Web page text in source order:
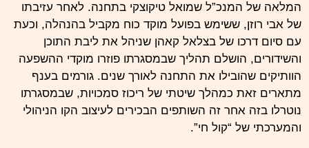
המלאה של המנכ”ל שמואל טיקוצקי בתחנה. לאחר עזיבתו
של אבי רוזן, ששימש בפועל מוקד כוח מקביל בהנהלה, וכעת
עם סיום דרכו של בצלאל קאהן שניהל את ליבת התוכן
והשידורים, הושלם תהליך שבמסגרתו פוזרו מוקדי ההשפעה
הוותיקים שהובילו את התחנה לאורך שנים. גורמים בענף
מתארים זאת כמהלך שיטתי של ריכוז סמכויות, שבמסגרתו
נוטרלו בזה אחר זה השותפים הבכירים לעיצוב הקו הניהולי
והמערכתי של “קול חי”.